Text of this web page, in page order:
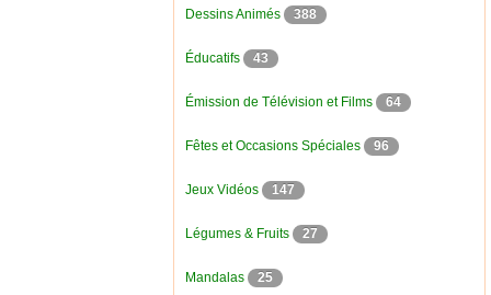
Dessins Animés 388
Éducatifs 43
Émission de Télévision et Films 64
Fêtes et Occasions Spéciales 96
Jeux Vidéos 147
Légumes & Fruits 27
Mandalas 25